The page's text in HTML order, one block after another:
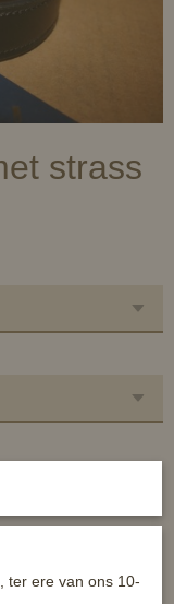
strass
ter ere van ons 10-